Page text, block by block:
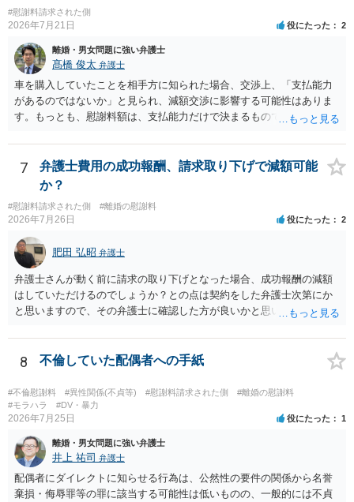
を放棄してもらうメリットがあることになります。） ５年後に離婚す
る可能性について、慰謝料額に影響が出る可能性はないと考えます。
最後に、ご依頼になる場合の弁護士費用は、ご依頼になる弁護士によ
り異なりますので、直接ご確認いただくといいですよ。 ご質問に対す
る回答は以上ですが、可能であれば、ご依頼になるかは別にして、お
近くの弁護士に直接相談されて、今後の対応についてアドバイスを求
めることをおすすめいたします。 ご参考にしていただけますと幸いで
す。
#慰謝料請求された側
2026年7月21日 役にたった 2
離婚・男女問題に強い弁護士
髙橋 俊太 弁護士
車を購入していたことを相手方に知られた場合、交渉上、「支払能力
があるのではないか」と見られ、減額交渉に影響する可能性はありま
す。もっとも、慰謝料額は、支払能力だけで決まるものではなく、不
響、離婚・別居の有無、証拠関係等によって判断されます。 ご記載の
ように、LINEのやり取りと数回の食事のみで性交渉がないのであれ
ば、原則として不貞慰謝料支払義務は否定されます。他方で、性交渉
がない場合でも、親密なやり取りの内容や関係の態様によっては、婚
姻共同生活の平穏を害したとして、例外的に慰謝料支払義務が肯定さ
れることもあります。 すでに弁護士に依頼されているのであれば、車
の購入事情も含めて説明し、支払能力の問題と、そもそもの慰謝料額
の相当性を分けて交渉してもらう方がよいでしょう。
7
弁護士費用の成功報酬、請求取り下げで減額可能
か？
#慰謝料請求された側 #離婚の慰謝料
2026年7月26日 役にたった 2
肥田 弘昭 弁護士
弁護士さんが動く前に請求の取り下げとなった場合、成功報酬の減額
はしていただけるのでしょうか？との点は契約をした弁護士次第にか
と思いますので、その弁護士に確認した方が良いかと思います。ご参
8 不倫していた配偶者への手紙
#不倫慰謝料 #異性関係(不貞等) #慰謝料請求された側
#離婚の慰謝料
#モラハラ
#DV・暴力
2026年7月25日 役にたった 1
離婚・男女問題に強い弁護士
井上 祐司 弁護士
配偶者にダイレクトに知らせる行為は、公然性の要件の関係から名誉
棄損・侮辱罪等の罪に該当する可能性は低いものの、一般的には不貞